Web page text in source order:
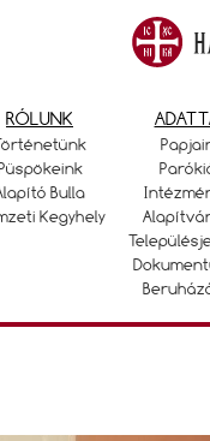
RÓLUNK
Bulla
Kegyhely